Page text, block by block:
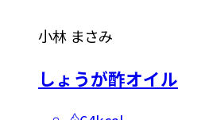
小林 まさみ
しょうが酢オイル